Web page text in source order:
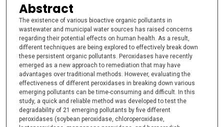
Abstract
The existence of various bioactive organic pollutants in
wastewater and municipal water sources has raised concerns
regarding their potential effects on human health. As a result,
different techniques are being explored to effectively break down
these persistent organic pollutants. Peroxidases have recently
emerged as a new approach to remediation that may have
advantages over traditional methods. However, evaluating the
effectiveness of different peroxidases in breaking down various
emerging pollutants can be time-consuming and difficult. In this
study, a quick and reliable method was developed to test the
degradability of 21 emerging pollutants by five different
peroxidases (soybean peroxidase, chloroperoxidase,